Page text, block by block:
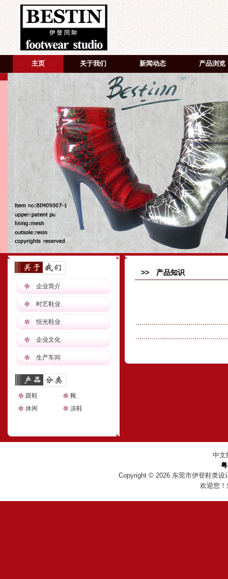
主页 关于我们 新闻动态 产品浏览
企业简介
时艺鞋业
恒光鞋业
企业文化
生产车间
跟鞋
靴
休闲
凉鞋
>> 产品知识
中文
Copyright © 2026 东莞市伊登鞋类设
欢迎您！